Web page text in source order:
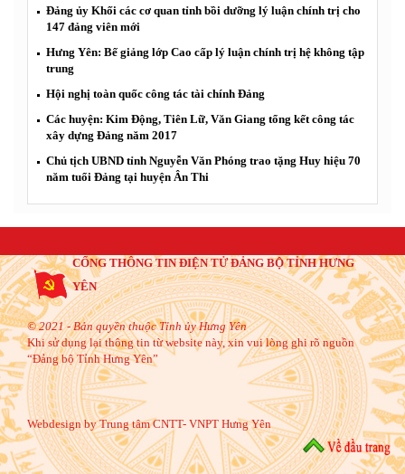
Đảng ủy Khối các cơ quan tỉnh bồi dưỡng lý luận chính trị cho
147 đảng viên mới
Hưng Yên: Bế giảng lớp Cao cấp lý luận chính trị hệ không tập
trung
Hội nghị toàn quốc công tác tài chính Đảng
Các huyện: Kim Động, Tiên Lữ, Văn Giang tổng kết công tác
xây dựng Đảng năm 2017
Chủ tịch UBND tỉnh Nguyễn Văn Phóng trao tặng Huy hiệu 70
năm tuổi Đảng tại huyện Ân Thi
CỔNG THÔNG TIN ĐIỆN TỬ ĐẢNG BỘ TỈNH HƯNG
YÊN
© 2021 - Bản quyền thuộc Tỉnh ủy Hưng Yên
Khi sử dụng lại thông tin từ website này, xin vui lòng ghi rõ nguồn
“Đảng bộ Tỉnh Hưng Yên”
Webdesign by Trung tâm CNTT- VNPT Hưng Yên